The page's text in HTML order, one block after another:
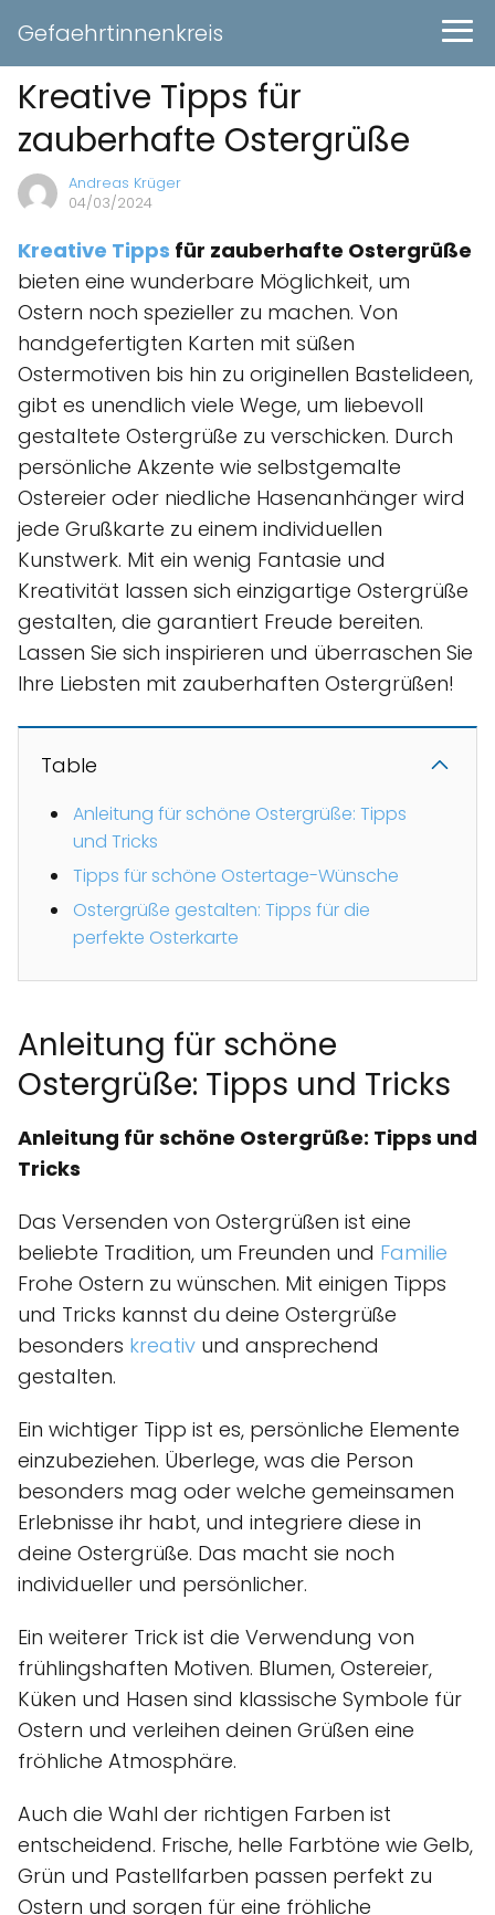
Gefaehrtinnenkreis
Kreative Tipps für
zauberhafte Ostergrüße
Andreas Krüger
04/03/2024
Kreative Tipps für zauberhafte Ostergrüße
bieten eine wunderbare Möglichkeit, um
Ostern noch spezieller zu machen. Von
handgefertigten Karten mit süßen
Ostermotiven bis hin zu originellen Bastelideen,
gibt es unendlich viele Wege, um liebevoll
gestaltete Ostergrüße zu verschicken. Durch
persönliche Akzente wie selbstgemalte
Ostereier oder niedliche Hasenanhänger wird
jede Grußkarte zu einem individuellen
Kunstwerk. Mit ein wenig Fantasie und
Kreativität lassen sich einzigartige Ostergrüße
gestalten, die garantiert Freude bereiten.
Lassen Sie sich inspirieren und überraschen Sie
Ihre Liebsten mit zauberhaften Ostergrüßen!
Table
Anleitung für schöne Ostergrüße: Tipps
und Tricks
Tipps für schöne Ostertage-Wünsche
Ostergrüße gestalten: Tipps für die
perfekte Osterkarte
Anleitung für schöne
Ostergrüße: Tipps und Tricks
Anleitung für schöne Ostergrüße: Tipps und
Tricks
Das Versenden von Ostergrüßen ist eine
beliebte Tradition, um Freunden und Familie
Frohe Ostern zu wünschen. Mit einigen Tipps
und Tricks kannst du deine Ostergrüße
besonders kreativ und ansprechend
gestalten.
Ein wichtiger Tipp ist es, persönliche Elemente
einzubeziehen. Überlege, was die Person
besonders mag oder welche gemeinsamen
Erlebnisse ihr habt, und integriere diese in
deine Ostergrüße. Das macht sie noch
individueller und persönlicher.
Ein weiterer Trick ist die Verwendung von
frühlingshaften Motiven. Blumen, Ostereier,
Küken und Hasen sind klassische Symbole für
Ostern und verleihen deinen Grüßen eine
fröhliche Atmosphäre.
Auch die Wahl der richtigen Farben ist
entscheidend. Frische, helle Farbtöne wie Gelb,
Grün und Pastellfarben passen perfekt zu
Ostern und sorgen für eine fröhliche